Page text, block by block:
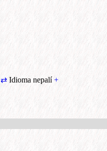
⇄ Idioma nepalí+